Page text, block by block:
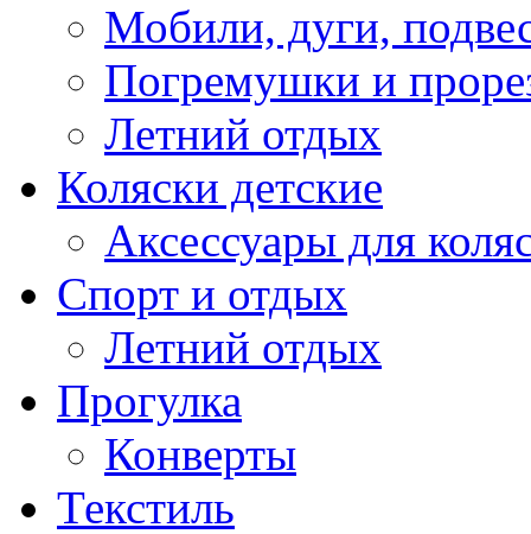
Мобили, дуги,
Погремушки и
Летний отдых
Коляски детские
Аксессуары для
Спорт и отдых
Летний отдых
Прогулка
Конверты
Текстиль